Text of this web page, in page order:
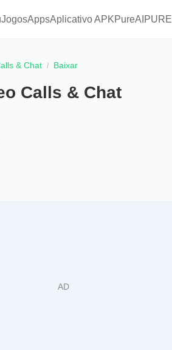
JogosAppsAplicativo APKPureAIPURE
& Chat Baixar
Calls & Chat